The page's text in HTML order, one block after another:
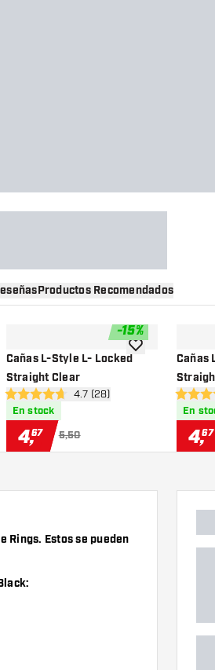
Productos Recomendados
lista de deseos
-15%
Cañas L-Style L- Locked
Straight Clear
abrir panel de reseñas
4.7 estrellas de puntuación
4.7 (28)
En stock
4,67 5,50
añadir a la lista
Cañas
4.3
En
4,67
Rings. Estos se pueden